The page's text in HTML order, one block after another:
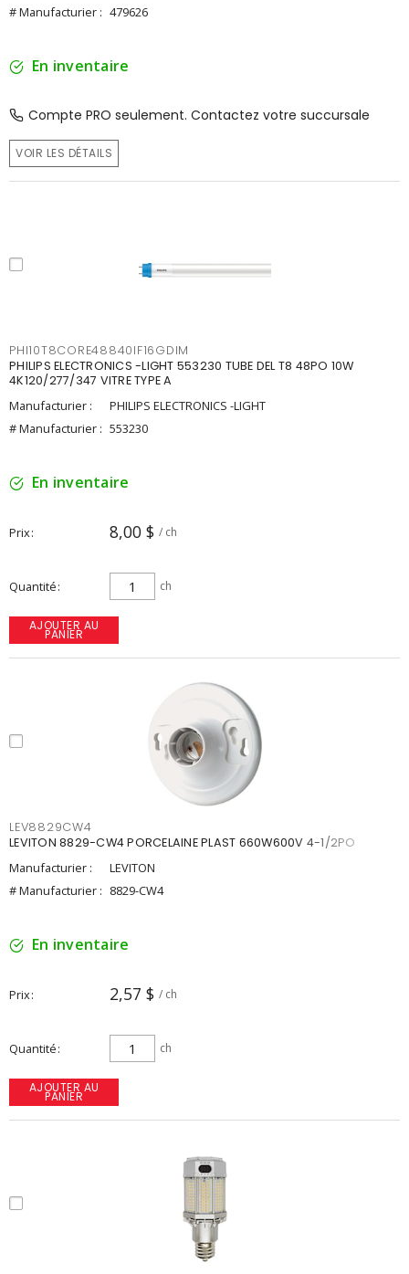
# Manufacturier : 479626
En inventaire
Compte PRO seulement. Contactez votre succursale
VOIR LES DÉTAILS
PHI10T8CORE48840IF16GDIM
PHILIPS ELECTRONICS -LIGHT 553230 TUBE DEL T8 48PO 10W
4K120/277/347 VITRE TYPE A
Manufacturier :
PHILIPS ELECTRONICS -LIGHT
# Manufacturier : 553230
En inventaire
Prix 8,00 $ / ch
Quantité ch
AJOUTER AU
PANIER
LEV8829CW4
LEVITON 8829-CW4 PORCELAINE PLAST 660W600V 4-1/2PO
Manufacturier :
LEVITON
# Manufacturier : 8829-CW4
En inventaire
Prix 2,57 $ / ch
Quantité ch
AJOUTER AU
PANIER